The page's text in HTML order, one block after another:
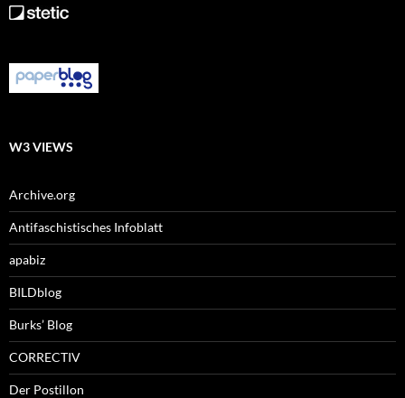
W3 VIEWS
Archive.org
Antifaschistisches Infoblatt
apabiz
BILDblog
Burks’ Blog
CORRECTIV
Der Postillon